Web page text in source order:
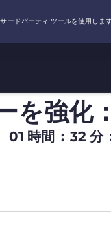
を強化
01 時間 : 32 分